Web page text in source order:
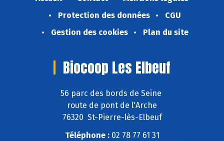
Protection des données
CGU
Gestion des cookies
Plan du site
Biocoop Les Elbeuf
56 parc des bords de Seine
route de pont de l'Arche
76320 St-Pierre-lès-Elbeuf
Téléphone :02 78 77 61 31